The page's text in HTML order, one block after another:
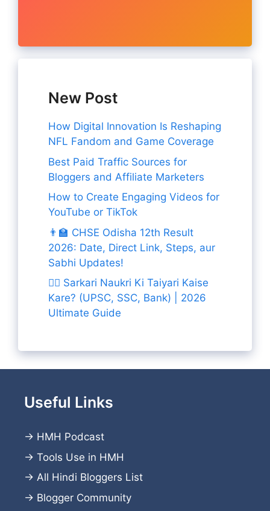
New Post
How Digital Innovation Is Reshaping
NFL Fandom and Game Coverage
Best Paid Traffic Sources for
Bloggers and Affiliate Marketers
How to Create Engaging Videos for
YouTube or TikTok
👨‍🏫 CHSE Odisha 12th Result
2026: Date, Direct Link, Steps, aur
Sabhi Updates!
👨‍✈️ Sarkari Naukri Ki Taiyari Kaise
Kare? (UPSC, SSC, Bank) | 2026
Ultimate Guide
Useful Links
→ HMH Podcast
→ Tools Use in HMH
→ All Hindi Bloggers List
→ Blogger Community